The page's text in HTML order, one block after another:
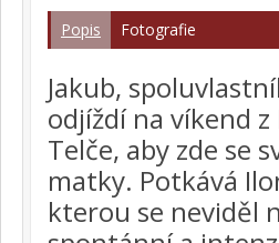
Popis Fotografie
Jakub,
odjíždí na víkend
Telče, aby zde se
matky. Potkává
kterou se neviděl